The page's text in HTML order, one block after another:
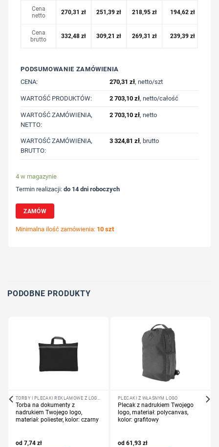
Cena
netto
270,31zł 251,39zł 218,95 zł 194,62 zł
Cena
brutto
332,48zł 309,21zł 269,31 zł 239,39 zł
PODSUMOWANIE ZAMÓWIENIA
CENA:
270,31 zł, netto/szt
WARTOŚĆ PRODUKTÓW: 2 703,10 zł, netto/całość
WARTOŚĆ ZAMÓWIENIA,
NETTO:
2 703,10 zł, netto
WARTOŚĆ ZAMÓWIENIA,
BRUTTO:
3 324,81 zł, brutto
4 w magazynie
Termin realizacji:do 14 dni roboczych
ZAMÓW
Minimalna ilość zamówienia: 10 szt
PODOBNE PRODUKTY
Torba na dokumenty z
nadrukiem Twojego logo,
materiał: poliester, kolor: czarny
7,74 zł
PLECAKI Z WŁASNYM LOGO
Plecak z nadrukiem Twojego
logo, materiał: polycanvas,
kolor: grafitowy
61,93 zł